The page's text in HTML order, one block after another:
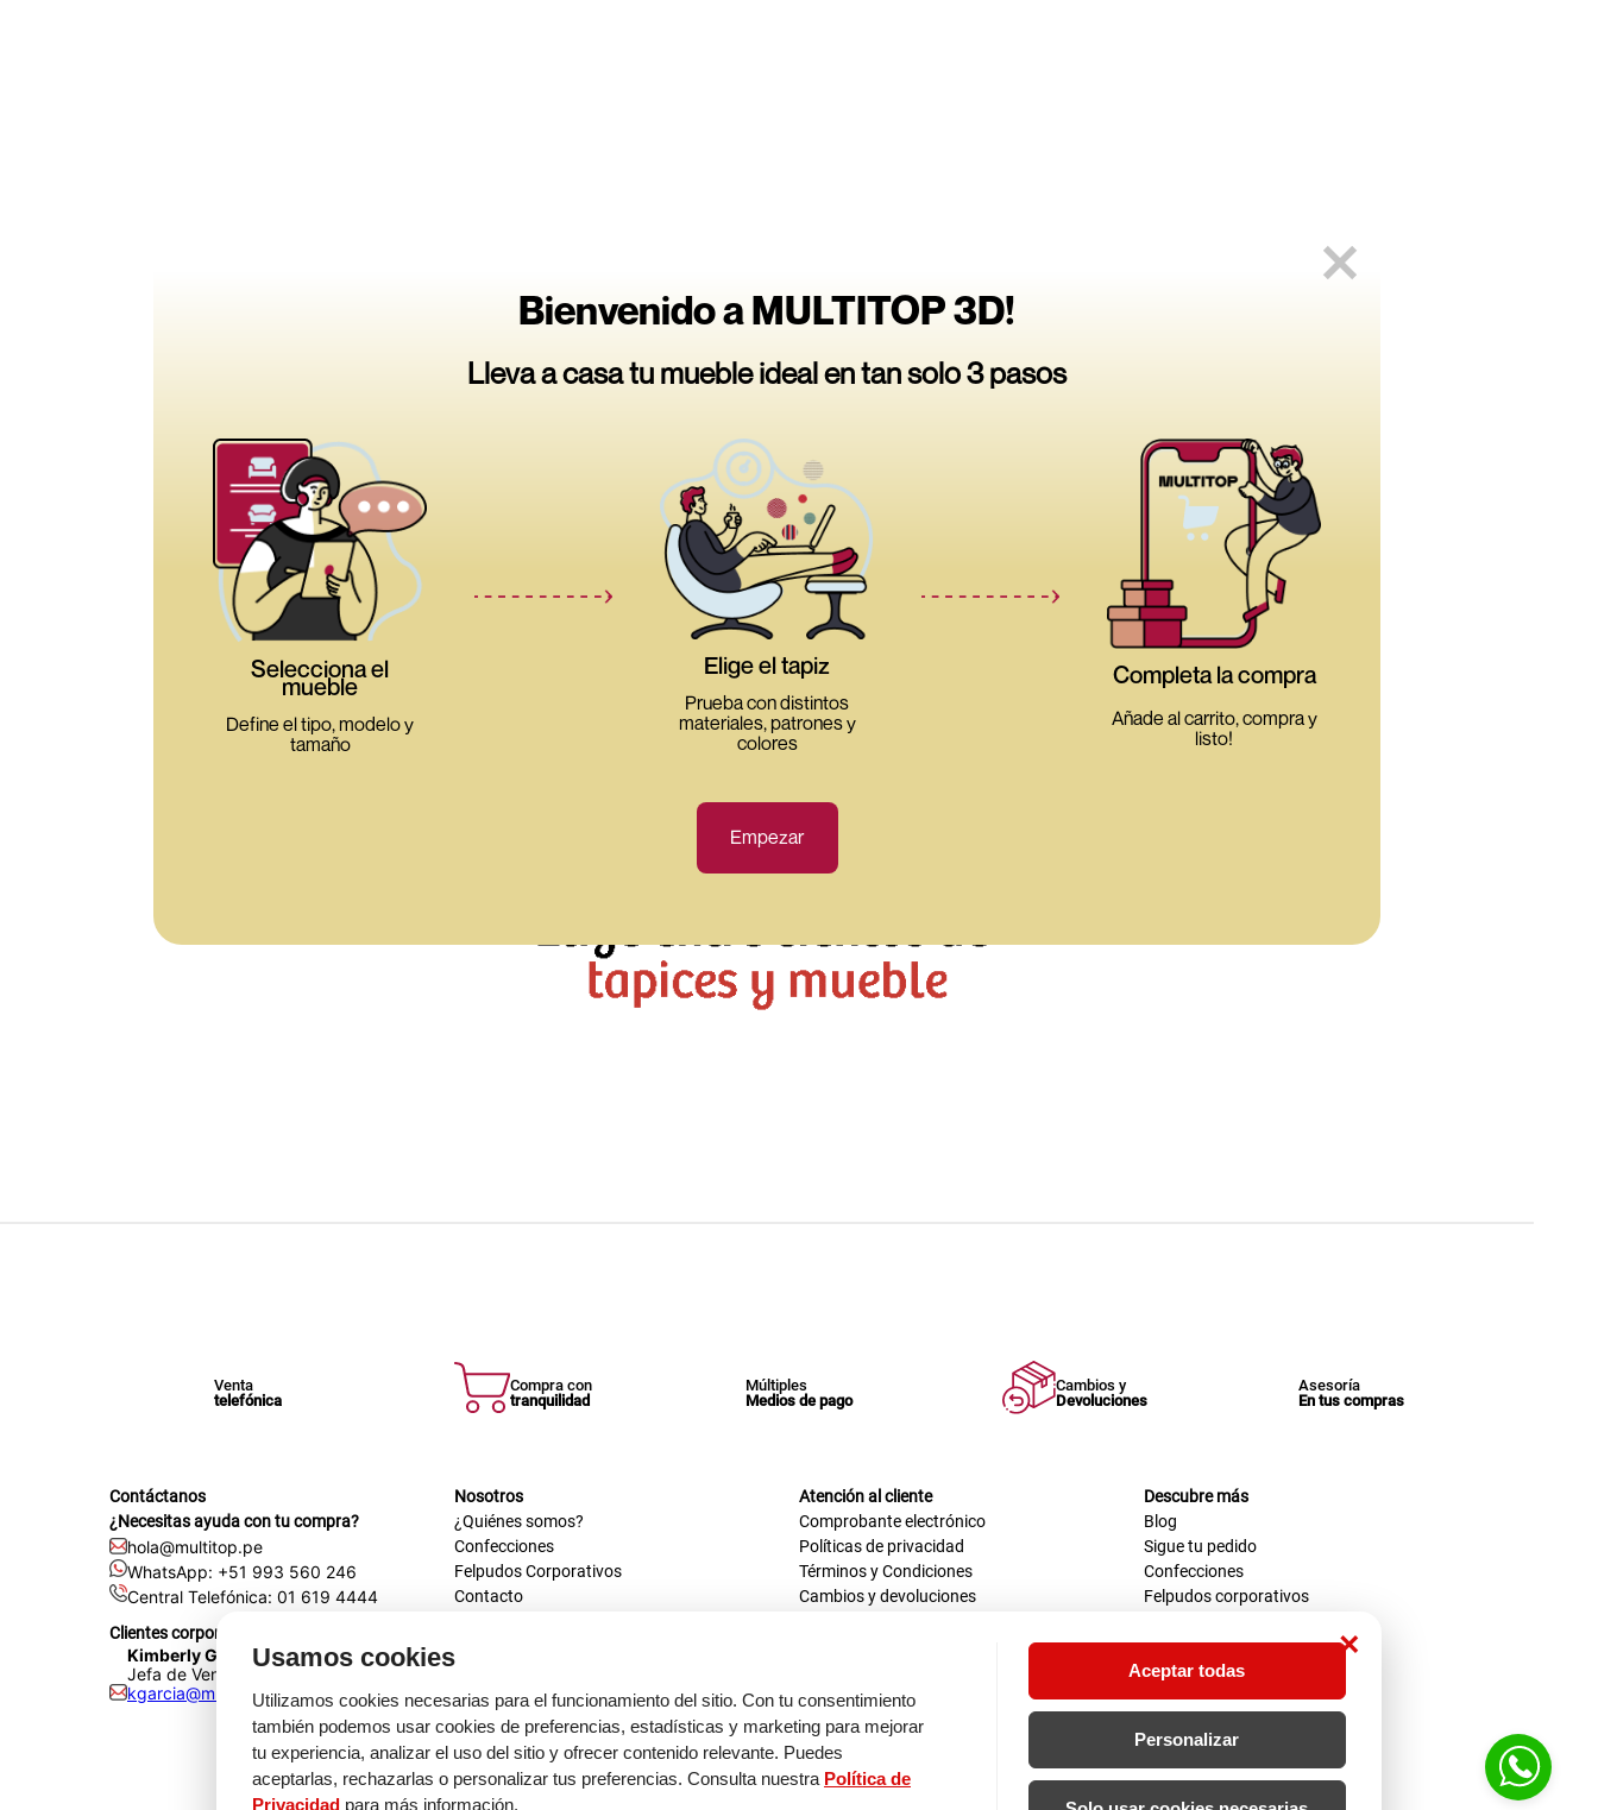
×
Usamos cookies
Utilizamos cookies necesarias para el funcionamiento del sitio. Con tu consentimiento
también podemos usar cookies de preferencias, estadísticas y marketing para mejorar
tu experiencia, analizar el uso del sitio y ofrecer contenido relevante. Puedes
aceptarlas, rechazarlas o personalizar tus preferencias. Consulta nuestra Política de
Privacidad para más información.
Aceptar todas
Personalizar
Venta
telefónica
Compra con
tranquilidad
Múltiples
Medios de pago
Cambios y
Devoluciones
Asesoría
En tus compras
Contáctanos
¿Necesitas ayuda con tu compra?
hola@multitop.pe
WhatsApp: +51 993 560 246
Central Telefónica: 01 619 4444
Clientes corporativos
Kimberly Garcia
Jefa de Ventas Empresas
kgarcia@multitop.pe
Nosotros
¿Quiénes somos?
Confecciones
Felpudos Corporativos
Contacto
Tienda física
Av. Iquitos 670 - 699, La Victoria
L-S: 8:00 a.m. - 6:30 p.m.
Feriados: 9:00 a.m. - 5:00 p.m.
Atención al cliente
Comprobante electrónico
Políticas de privacidad
Términos y Condiciones
Cambios y devoluciones
Descubre más
Blog
Sigue tu pedido
Confecciones
Felpudos corporativos